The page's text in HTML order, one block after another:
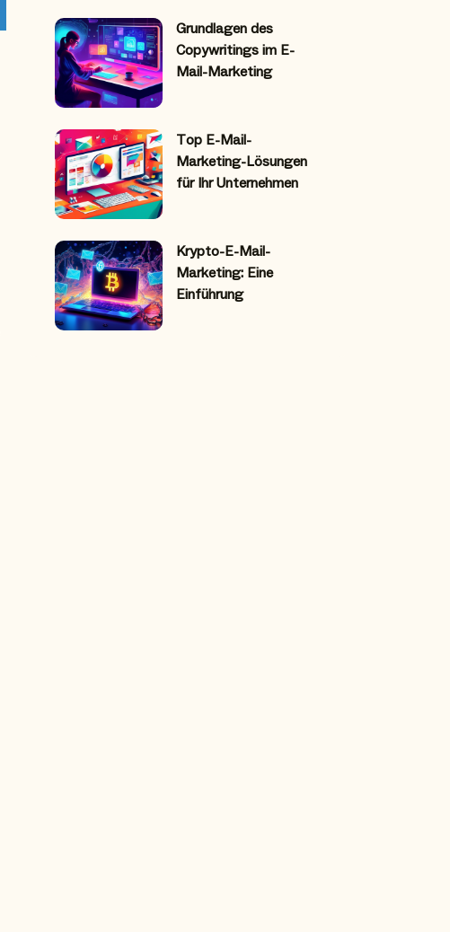
Grundlagen des
Copywritings im E-
Mail-Marketing
Top E-Mail-
Marketing-Lösungen
für Ihr Unternehmen
Krypto-E-Mail-
Marketing: Eine
Einführung